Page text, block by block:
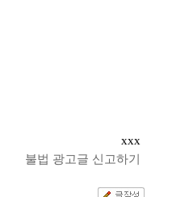
xxx
불법 광고글 신고하기